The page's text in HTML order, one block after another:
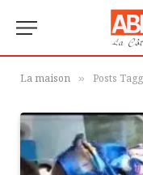
La maison » Posts